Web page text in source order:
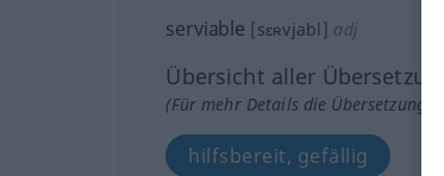
serviable [sɛʀvjabl] adj
Übersicht aller
(Für mehr Details die Übersetzung
hilfsbereit, gefällig